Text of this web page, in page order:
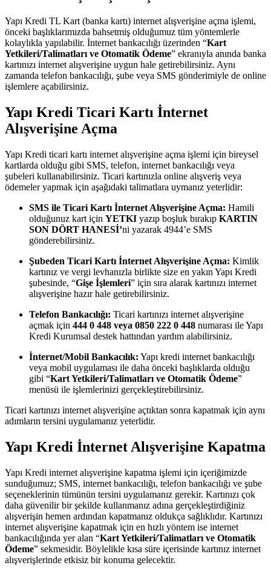
Yapı Kredi TL Kart (banka kartı) internet alışverişine açma işlemi,
önceki başlıklarımızda bahsetmiş olduğumuz tüm yöntemlerle
kolaylıkla yapılabilir. İnternet bankacılığı üzerinden “Kart
Yetkileri/Talimatları ve Otomatik Ödeme” ekranıyla anında banka
kartınızı internet alışverişine uygun hale getirebilirsiniz. Aynı
zamanda telefon bankacılığı, şube veya SMS gönderimiyle de online
işlemlere açabilirsiniz.
Yapı Kredi Ticari Kartı İnternet
Alışverişine Açma
Yapı Kredi ticari kartı internet alışverişine açma işlemi için bireysel
kartlarda olduğu gibi SMS, telefon, internet bankacılığı veya
şubeleri kullanabilirsiniz. Ticari kartınızla online alışveriş veya
ödemeler yapmak için aşağıdaki talimatlara uymanız yeterlidir:
SMS ile Ticari Kartı İnternet Alışverişine Açma: Hamili
olduğunuz kart için YETKI yazıp boşluk bırakıp KARTIN
SON DÖRT HANESİ’ni yazarak 4944’e SMS
gönderebilirsiniz.
Şubeden Ticari Kartı İnternet Alışverişine Açma: Kimlik
kartınız ve vergi levhanızla birlikte size en yakın Yapı Kredi
şubesinde, “Gişe İşlemleri” için sıra alarak kartınızı internet
alışverişine hazır hale getirebilirsiniz.
Telefon Bankacılığı: Ticari kartınızı internet alışverişine
açmak için 444 0 448 veya 0850 222 0 448 numarası ile Yapı
Kredi Kurumsal destek hattından yardım alabilirsiniz.
İnternet/Mobil Bankacılık: Yapı kredi internet bankacılığı
veya mobil uygulaması ile daha önceki başlıklarda olduğu
gibi “Kart Yetkileri/Talimatları ve Otomatik Ödeme”
menüsü ile işlemlerinizi gerçekleştirebilirsiniz.
Ticari kartınızı internet alışverişine açtıktan sonra kapatmak için aynı
adımların tersini uygulamanız yeterlidir.
Yapı Kredi İnternet Alışverişine Kapatma
Yapı Kredi internet alışverişine kapatma işlemi için içeriğimizde
sunduğumuz; SMS, internet bankacılığı, telefon bankacılığı ve şube
seçeneklerinin tümünün tersini uygulamanız gerekir. Kartınızı çok
daha güvenilir bir şekilde kullanmanız adına gerçekleştirdiğiniz
alışverişin hemen ardından kapatmanız oldukça sağlıklıdır. Kartınızı
internet alışverişine kapatmak için en hızlı yöntem ise internet
bankacılığında yer alan “Kart Yetkileri/Talimatları ve Otomatik
Ödeme” sekmesidir. Böylelikle kısa süre içerisinde kartınız internet
alışverişlerinde etkisiz bir konuma gelecektir.